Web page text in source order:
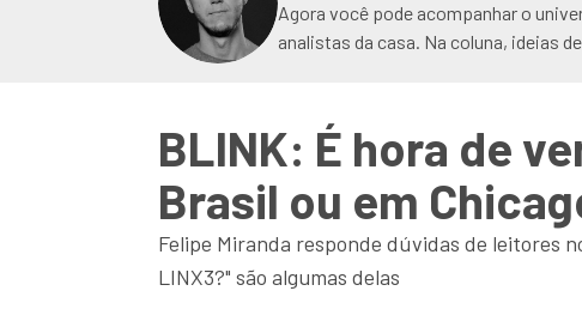
Agora você pode acompanhar o
analistas da casa. Na coluna, ideias
BLINK: É hora de
Brasil ou em
Felipe Miranda responde dúvidas de leitores
LINX3?" são algumas delas